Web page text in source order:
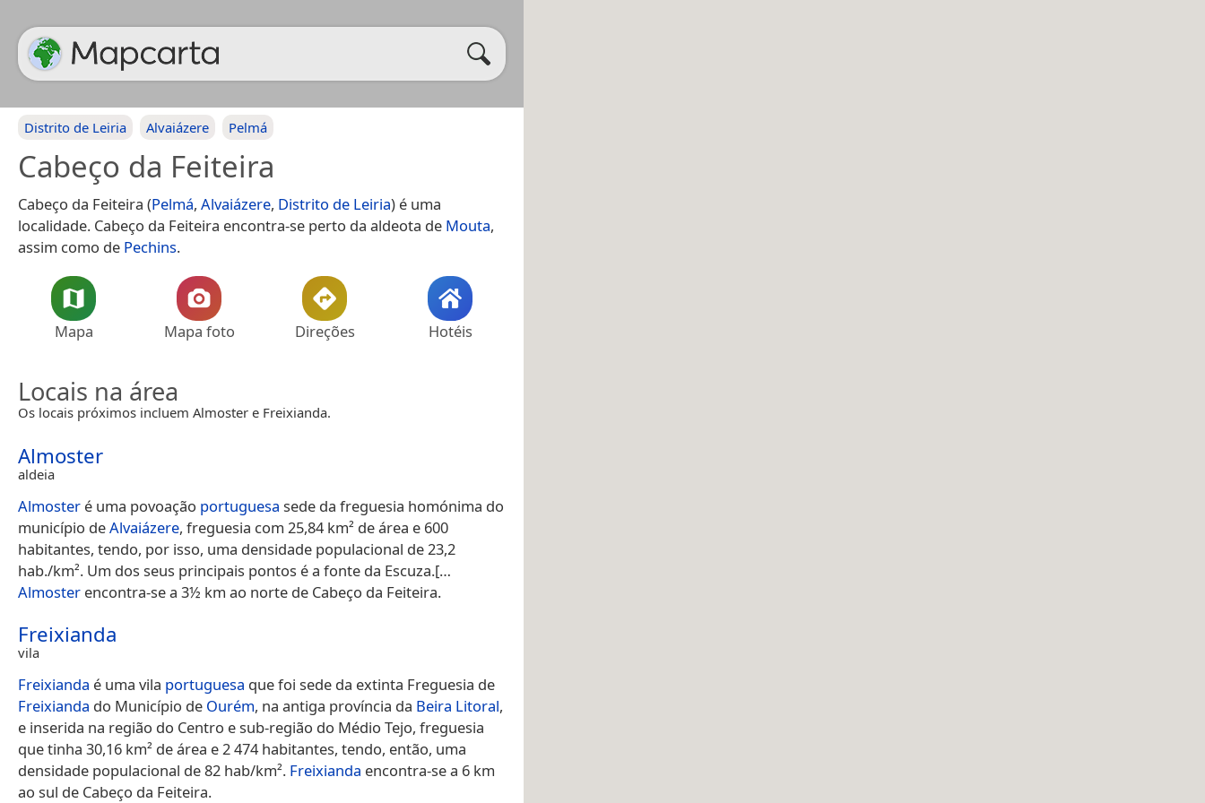
Distrito de Leiria Alvaiázere Pelmá
Cabeço da Feiteira
Cabeço da Feiteira (Pelmá, Alvaiázere, Distrito de Leiria) é uma
localidade. Cabeço da Feiteira encontra-se perto da aldeota de Mouta,
assim como de Pechins.
Mapa Mapa foto Direções Hotéis
Locais na área
Os locais próximos incluem Almoster e Freixianda.
Almoster
aldeia
Almoster é uma povoação portuguesa sede da freguesia homónima do
município deAlvaiázere, freguesia com 25,84 km² de área e 600
habitantes, tendo, por isso, uma densidade populacional de 23,2
hab./km². Um dos seus principais pontos é a fonte da Escuza.[…
Almoster encontra-se a 3½ km ao norte de Cabeço da Feiteira.
Freixianda
vila
Freixianda é uma vila portuguesa que foi sede da extinta Freguesia de
Freixianda do Município de Ourém, na antiga província da Beira Litoral,
e inserida na região do Centro e sub-região do Médio Tejo, freguesia
que tinha 30,16 km² de área e 2 474 habitantes, tendo, então, uma
densidade populacional de 82 hab/km². Freixianda encontra-se a 6 km
ao sul de Cabeço da Feiteira.